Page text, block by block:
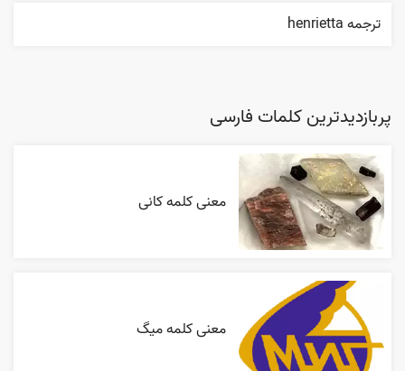
ترجمه henrietta
پربازدیدترین کلمات فارسی
معنی کلمه کانی
معنی کلمه میگ